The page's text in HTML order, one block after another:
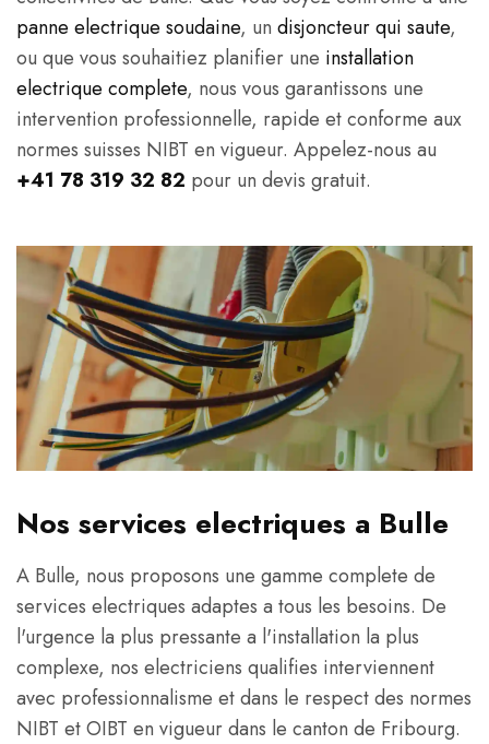
panne electrique soudaine, un disjoncteur qui saute,
ou que vous souhaitiez planifier une installation
electrique complete, nous vous garantissons une
intervention professionnelle, rapide et conforme aux
normes suisses NIBT en vigueur. Appelez-nous au
+41 78 319 32 82 pour un devis gratuit.
Nos services electriques a Bulle
A Bulle, nous proposons une gamme complete de
services electriques adaptes a tous les besoins. De
l'urgence la plus pressante a l'installation la plus
complexe, nos electriciens qualifies interviennent
avec professionnalisme et dans le respect des normes
NIBT et OIBT en vigueur dans le canton de Fribourg.